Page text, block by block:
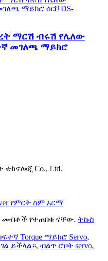
ማርሽ ብሩሽ የሌለው
መገለጫ ማይክሮ
ቴክኖሎጂ Co., Ltd.
መብቶች የተጠበቁ ናቸው. ትኩስ
Torque ማይክሮ Servo,
ይችላል።, ብልጥ ሮቦት servo,